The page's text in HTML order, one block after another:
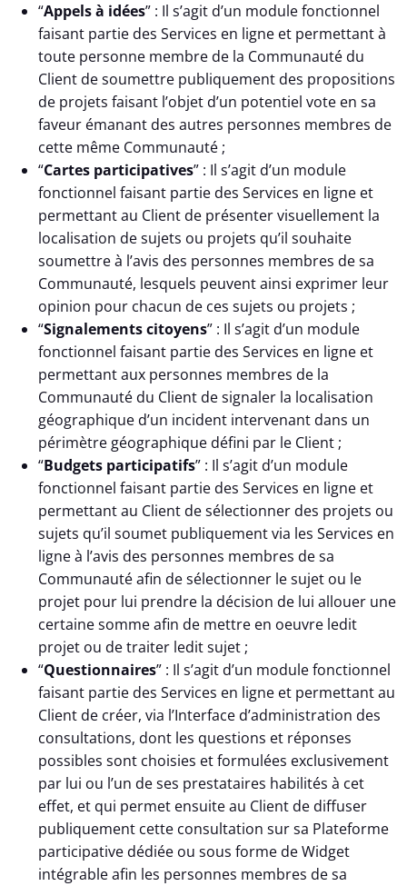
“Appels à idées” : Il s’agit d’un module fonctionnel
faisant partie des Services en ligne et permettant à
toute personne membre de la Communauté du
Client de soumettre publiquement des propositions
de projets faisant l’objet d’un potentiel vote en sa
faveur émanant des autres personnes membres de
cette même Communauté ;
“Cartes participatives” : Il s’agit d’un module
fonctionnel faisant partie des Services en ligne et
permettant au Client de présenter visuellement la
localisation de sujets ou projets qu’il souhaite
soumettre à l’avis des personnes membres de sa
Communauté, lesquels peuvent ainsi exprimer leur
opinion pour chacun de ces sujets ou projets ;
“Signalements citoyens” : Il s’agit d’un module
fonctionnel faisant partie des Services en ligne et
permettant aux personnes membres de la
Communauté du Client de signaler la localisation
géographique d’un incident intervenant dans un
périmètre géographique défini par le Client ;
“Budgets participatifs” : Il s’agit d’un module
fonctionnel faisant partie des Services en ligne et
permettant au Client de sélectionner des projets ou
sujets qu’il soumet publiquement via les Services en
ligne à l’avis des personnes membres de sa
Communauté afin de sélectionner le sujet ou le
projet pour lui prendre la décision de lui allouer une
certaine somme afin de mettre en oeuvre ledit
projet ou de traiter ledit sujet ;
“Questionnaires” : Il s’agit d’un module fonctionnel
faisant partie des Services en ligne et permettant au
Client de créer, via l’Interface d’administration des
consultations, dont les questions et réponses
possibles sont choisies et formulées exclusivement
par lui ou l’un de ses prestataires habilités à cet
effet, et qui permet ensuite au Client de diffuser
publiquement cette consultation sur sa Plateforme
participative dédiée ou sous forme de Widget
intégrable afin les personnes membres de sa